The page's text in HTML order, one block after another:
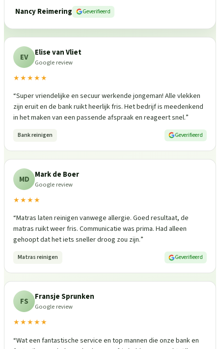
Nancy Reimering
Geverifieerd
EV Elise van Vliet
Google review
★★★★★
“Super vriendelijke en secuur werkende jongeman! Alle vlekken
zijn eruit en de bank ruikt heerlijk fris. Het bedrijf is meedenkend
in het maken van een passende afspraak en reageert snel.”
Bank reinigen Geverifieerd
MD Mark de Boer
Google review
★★★★
“Matras laten reinigen vanwege allergie. Goed resultaat, de
matras ruikt weer fris. Communicatie was prima. Had alleen
gehoopt dat het iets sneller droog zou zijn.”
Matras reinigen Geverifieerd
FS Fransje Sprunken
Google review
★★★★★
“Wat een fantastische service en top mannen die onze bank en